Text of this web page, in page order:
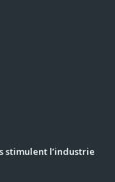
stimulent l’industrie